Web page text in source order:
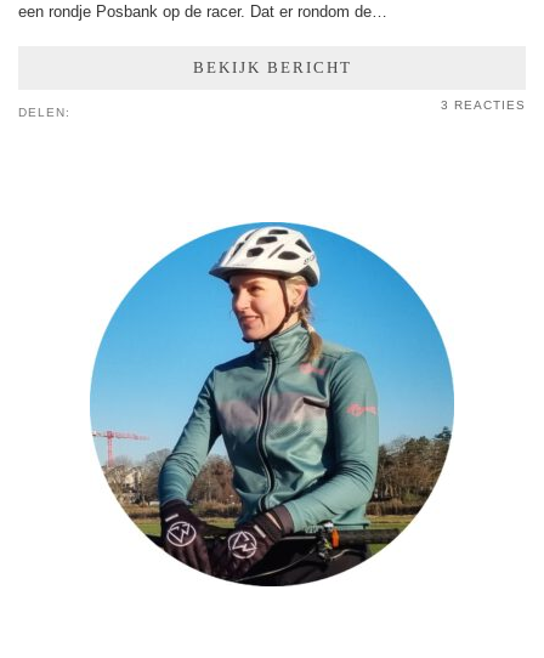
een rondje Posbank op de racer. Dat er rondom de…
BEKIJK BERICHT
DELEN:
3 REACTIES